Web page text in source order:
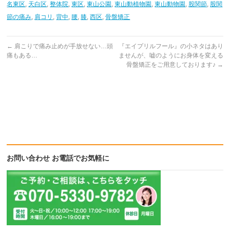
名東区, 天白区,整体院,東区,東山公園 ,東山動植物園 ,東山動物園 , 股関節, 股関
節の痛み, 肩コリ ,背中, 腰, 膝,西区,骨盤矯正
← 肩こりで痛み止めが手放せない…頭
痛もある…
『エイプリルフール』の小ネタはあり
ませんが、嘘のようにお身体を変える
骨盤矯正をご用意しております♪ →
お問い合わせ お電話でお気軽に